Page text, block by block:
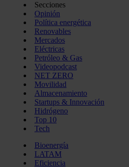
Secciones
Opinión
Política energética
Renovables
Mercados
Eléctricas
Petróleo & Gas
Videopodcast
NET ZERO
Movilidad
Almacenamiento
Startups & Innovación
Hidrógeno
Top 10
Tech
Bioenergía
LATAM
Eficiencia